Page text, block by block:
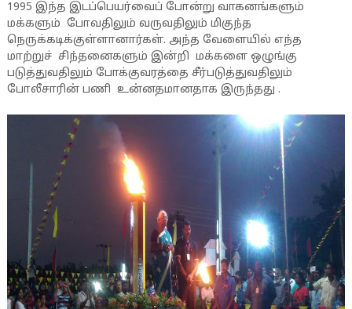
1995 இந்த இடப்பெயர்வைப் போன்று வாகனங்களும்
மக்களும் போவதிலும் வருவதிலும் மிகுந்த
நெருக்கடிக்குள்ளானார்கள். அந்த வேளையில் எந்த
மாற்றுச் சிந்தனைகளும் இன்றி மக்களை ஒழுங்கு
படுத்துவதிலும் போக்குவரத்தை சீர்படுத்துவதிலும்
போலீசாரின் பணி உன்னதமானதாக இருந்தது .